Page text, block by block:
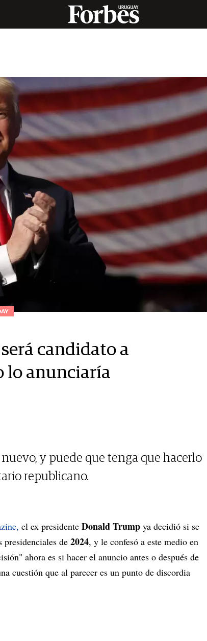
candidato a
lo anunciaría
y puede que tenga que hacerlo
republicano.
el ex presidente Donald Trump ya decidió si se
presidenciales de 2024, y le confesó a este medio en
ahora es si hacer el anuncio antes o después de
cuestión que al parecer es un punto de discordia